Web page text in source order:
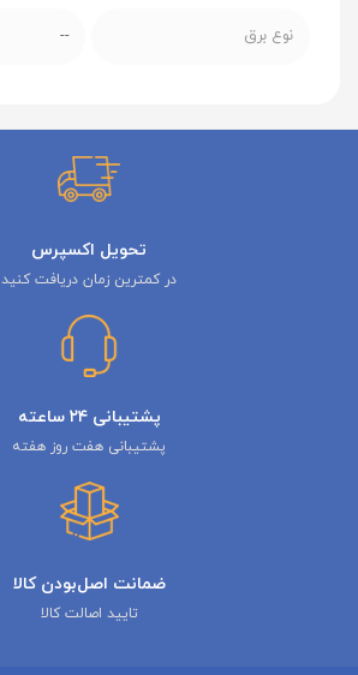
نوع برق --
تحویل اکسپرس
در کمترین زمان دریافت کنید
پشتیبانی ۲۴ ساعته
پشتیبانی هفت روز هفته
ضمانت اصل‌بودن کالا
تایید اصالت کالا